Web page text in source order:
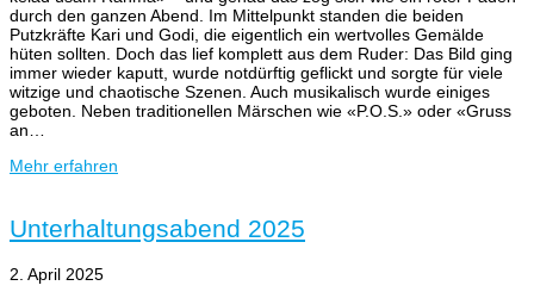
durch den ganzen Abend. Im Mittelpunkt standen die beiden
Putzkräfte Kari und Godi, die eigentlich ein wertvolles Gemälde
hüten sollten. Doch das lief komplett aus dem Ruder: Das Bild ging
immer wieder kaputt, wurde notdürftig geflickt und sorgte für viele
witzige und chaotische Szenen. Auch musikalisch wurde einiges
geboten. Neben traditionellen Märschen wie «P.O.S.» oder «Gruss
an…
Mehr erfahren
Unterhaltungsabend 2025
2. April 2025